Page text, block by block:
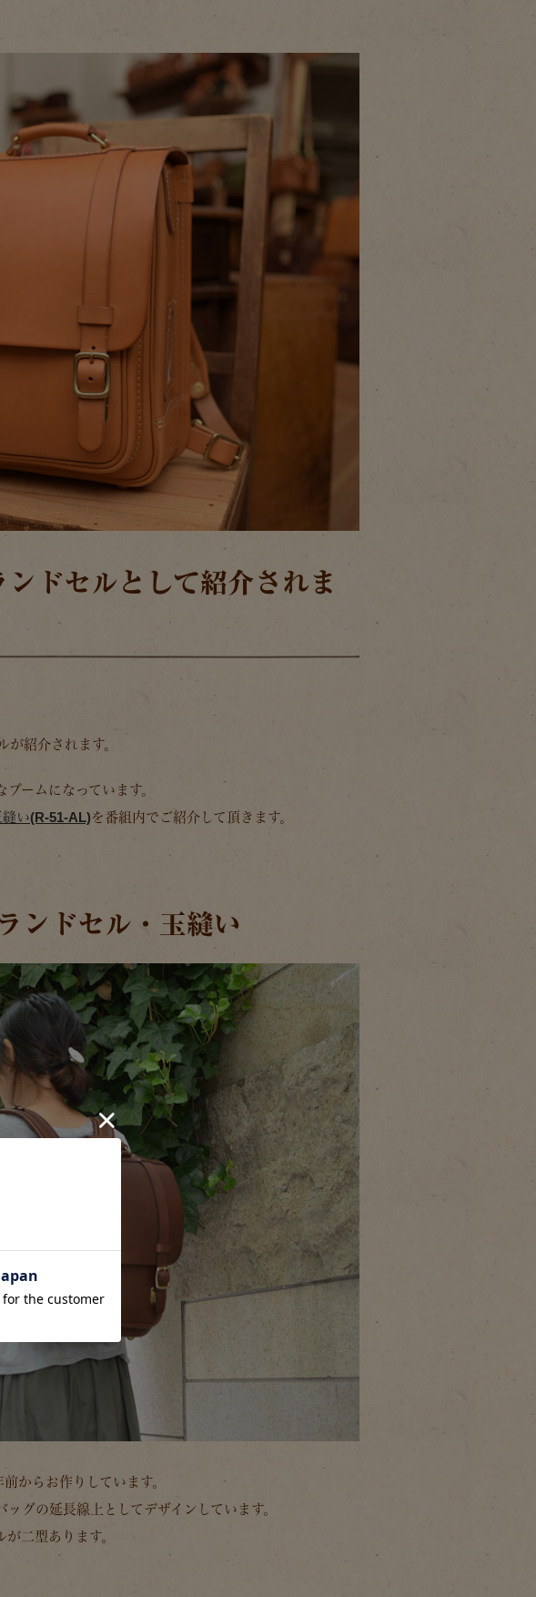
ドセルとして紹介されま
紹介されます。
ームになっています。
い(R-51-AL)を番組内でご紹介して頂きます。
ンドセル・玉縫い
からお作りしています。
グの延長線上としてデザインしています。
二型あります。